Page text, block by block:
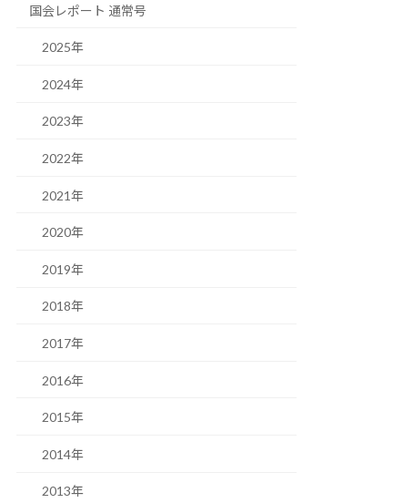
国会レポート 通常号
2025年
2024年
2023年
2022年
2021年
2020年
2019年
2018年
2017年
2016年
2015年
2014年
2013年